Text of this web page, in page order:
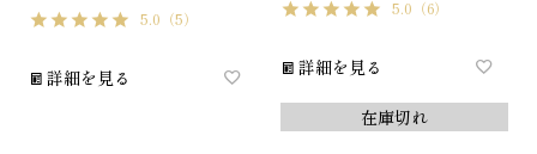
5.0 （5）
詳細を見る
5.0 （6）
詳細を見る
在庫切れ